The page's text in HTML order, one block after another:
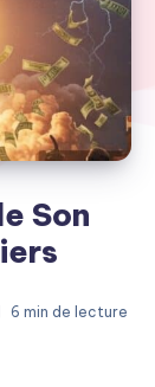
Son
6 min de lecture